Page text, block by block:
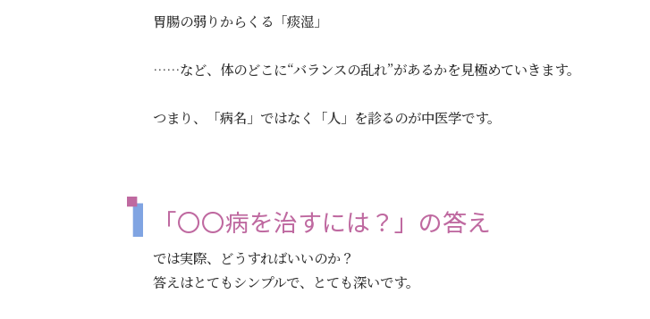
胃腸の弱りからくる「痰湿」
……など、体のどこに“バランスの乱れ”があるかを見極めていきます。
つまり、「病名」ではなく「人」を診るのが中医学です。
「〇〇病を治すには？」の答え
では実際、どうすればいいのか？
答えはとてもシンプルで、とても深いです。